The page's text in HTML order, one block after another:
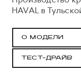
Для малого
Крупным
Система
Сервис для
Мобильное
Руководства по
Подписки
HAVAL в
О МОДЕЛИ
ТЕСТ-ДРАЙВ